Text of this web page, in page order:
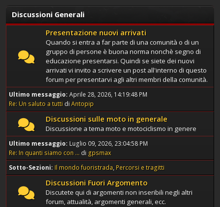
Discussioni Generali
Presentazione nuovi arrivati
Quando si entra a far parte di una comunità o di un
gruppo di persone è buona norma nonchè segno di
educazione presentarsi. Quindi se siete dei nuovi
arrivati vi invito a scrivere un post all'interno di questo
forum per presentarvi agli altri membri della comunità.
Ultimo messaggio: Aprile 28, 2026, 14:19:48 PM
Re: Un saluto a tutti di Antopip
Discussioni sulle moto in generale
Discussione a tema moto e motociclismo in genere
Ultimo messaggio: Luglio 09, 2026, 23:04:58 PM
Re: In quanti siamo con ... di gpsmax
Sotto-Sezioni Il mondo fuoristrada Percorsi e tragitti
Discussioni Fuori Argomento
Discutete qui di argomenti non inseribili negli altri
forum, attualità, argomenti generali, ecc.